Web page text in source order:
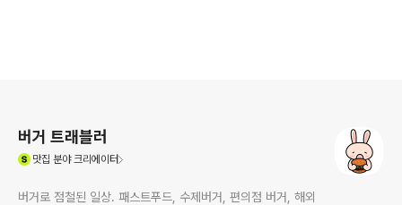
버거 트래블러
맛집 분야 크리에이터
버거로 점철된 일상. 패스트푸드, 수제버거, 편의점 버거, 해외